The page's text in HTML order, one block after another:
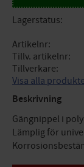
Lagerstatus
Artikelnr
Tillv. artikelnr
Tillverkare
Visa alla
Beskrivning
Gängnippel i
Lämplig för